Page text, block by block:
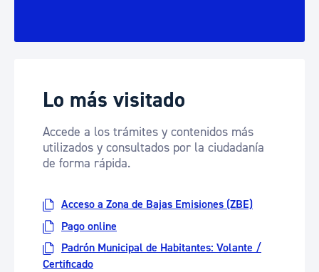
Lo más visitado
Accede a los trámites y contenidos más
utilizados y consultados por la ciudadanía
de forma rápida.
Acceso a Zona de Bajas Emisiones (ZBE)
Pago online
Padrón Municipal de Habitantes: Volante /
Certificado